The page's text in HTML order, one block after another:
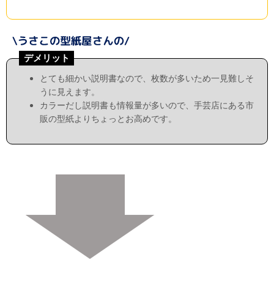
デメリット
とても細かい説明書なので、枚数が多いため一見難しそ
うに見えます。
カラーだし説明書も情報量が多いので、手芸店にある市
販の型紙よりちょっとお高めです。